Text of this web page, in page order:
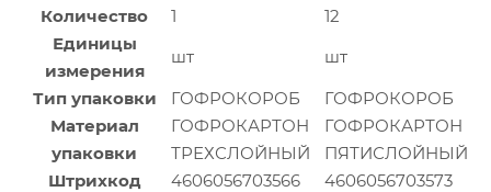
Количество
1
12
Единицы
измерения
шт
шт
Тип упаковки
ГОФРОКОРОБ
ГОФРОКОРОБ
Материал
упаковки
ГОФРОКАРТОН
ТРЕХСЛОЙНЫЙ
ГОФРОКАРТОН
ПЯТИСЛОЙНЫЙ
Штрихкод
4606056703566
4606056703573